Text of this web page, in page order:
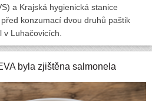
a Krajská hygienická stanice
konzumací dvou druhů paštik
Luhačovicích.
byla zjištěna salmonela